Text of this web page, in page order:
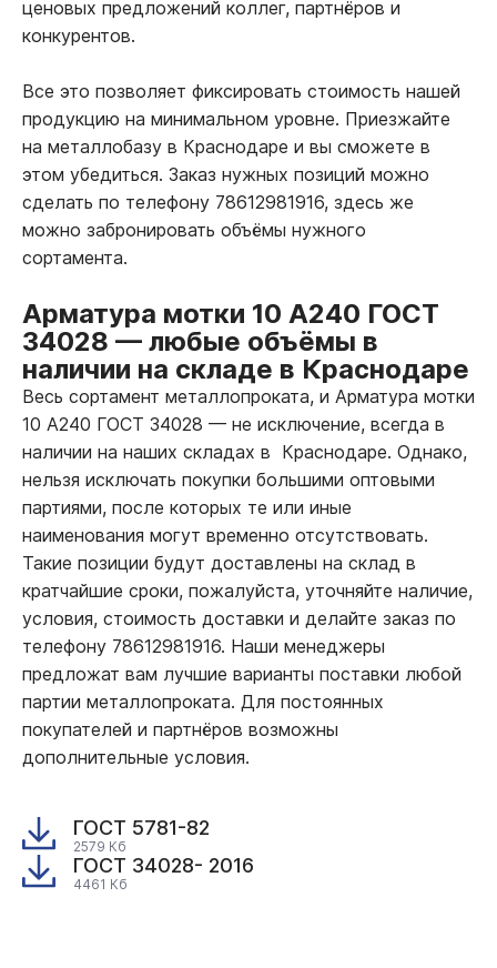
ценовых предложений коллег, партнёров и
конкурентов.
Все это позволяет фиксировать стоимость нашей
продукцию на минимальном уровне. Приезжайте
на металлобазу в Краснодаре и вы сможете в
этом убедиться. Заказ нужных позиций можно
сделать по телефону 78612981916, здесь же
можно забронировать объёмы нужного
сортамента.
Арматура мотки 10 А240 ГОСТ
34028 — любые объёмы в
наличии на складе в Краснодаре
Весь сортамент металлопроката, и Арматура мотки
10 А240 ГОСТ 34028 — не исключение, всегда в
наличии на наших складах в Краснодаре. Однако,
нельзя исключать покупки большими оптовыми
партиями, после которых те или иные
наименования могут временно отсутствовать.
Такие позиции будут доставлены на склад в
кратчайшие сроки, пожалуйста, уточняйте наличие,
условия, стоимость доставки и делайте заказ по
телефону 78612981916. Наши менеджеры
предложат вам лучшие варианты поставки любой
партии металлопроката. Для постоянных
покупателей и партнёров возможны
дополнительные условия.
ГОСТ 5781-82
2579 Кб
ГОСТ 34028- 2016
4461 Кб